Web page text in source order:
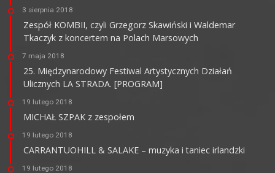
3 sierpnia 2018
Zespół KOMBII, czyli Grzegorz Skawiński i Waldemar
Tkaczyk z koncertem na Polach Marsowych
7 maja 2018
25. Międzynarodowy Festiwal Artystycznych Działań
Ulicznych LA STRADA. [PROGRAM]
19 lutego 2018
MICHAŁ SZPAK z zespołem
19 lutego 2018
CARRANTUOHILL & SALAKE – muzyka i taniec irlandzki
19 lutego 2018